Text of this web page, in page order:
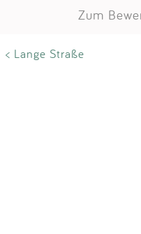
Zum
< Lange Straße